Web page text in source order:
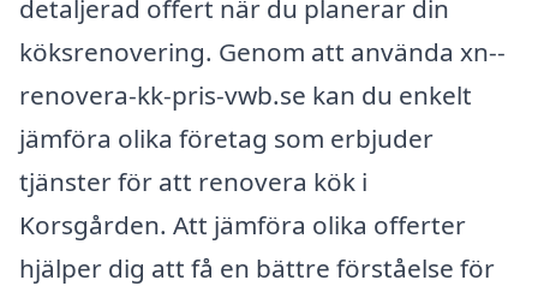
detaljerad offert när du planerar din
köksrenovering. Genom att använda xn--
renovera-kk-pris-vwb.se kan du enkelt
jämföra olika företag som erbjuder
tjänster för att renovera kök i
Korsgården. Att jämföra olika offerter
hjälper dig att få en bättre förståelse för